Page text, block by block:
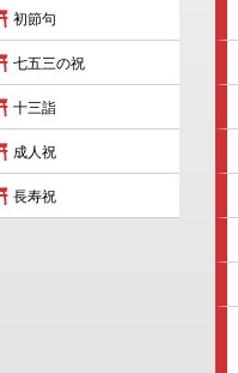
初節句
七五三の祝
十三詣
成人祝
長寿祝